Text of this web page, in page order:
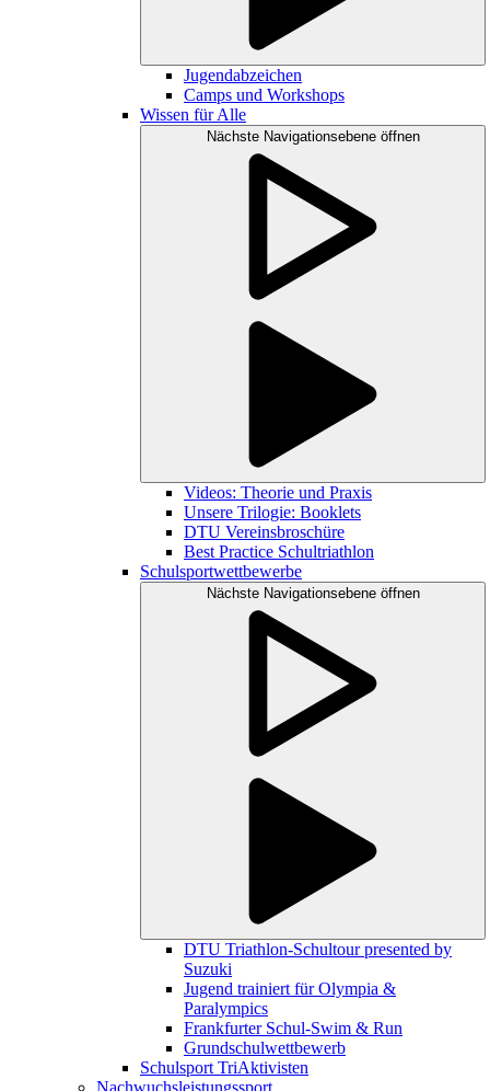
Jugendabzeichen
Camps und Workshops
Wissen für Alle
Nächste Navigationsebene öffnen
Videos: Theorie und Praxis
Unsere Trilogie: Booklets
DTU Vereinsbroschüre
Best Practice Schultriathlon
Schulsportwettbewerbe
Nächste Navigationsebene öffnen
DTU Triathlon-Schultour presented by
Suzuki
Jugend trainiert für Olympia &
Paralympics
Frankfurter Schul-Swim & Run
Grundschulwettbewerb
Schulsport TriAktivisten
Nachwuchsleistungssport